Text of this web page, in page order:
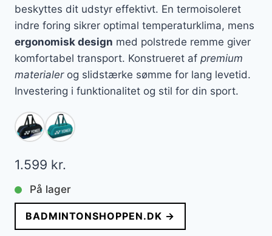
beskyttes dit udstyr effektivt. En termoisoleret
indre foring sikrer optimal temperaturklima, mens
ergonomisk design med polstrede remme giver
komfortabel transport. Konstrueret af premium
materialerog slidstærke sømme for lang levetid.
Investering i funktionalitet og stil for din sport.
1.599 kr.
På lager
BADMINTONSHOPPEN.DK →